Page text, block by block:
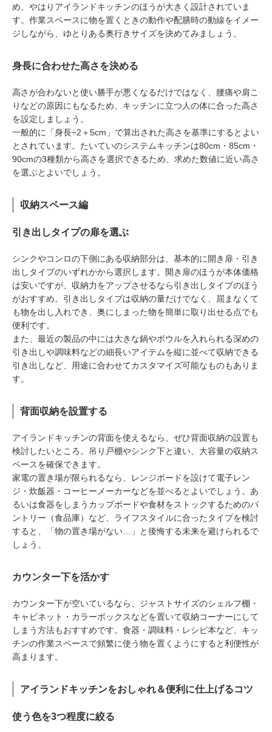
め、やはりアイランドキッチンのほうが大きく設計されていま
す。作業スペースに物を置くときの動作や配膳時の動線をイメー
ジしながら、ゆとりある奥行きサイズを決めてみましょう。
身長に合わせた高さを決める
高さが合わないと使い勝手が悪くなるだけではなく、腰痛や肩こ
りなどの原因にもなるため、キッチンに立つ人の体に合った高さ
を設定しましょう。
一般的に「身長÷2＋5cm」で算出された高さを基準にするとよい
とされています。たいていのシステムキッチンは80cm・85cm・
90cmの3種類から高さを選択できるため、求めた数値に近い高さ
を選ぶとよいでしょう。
収納スペース編
引き出しタイプの扉を選ぶ
シンクやコンロの下側にある収納部分は、基本的に開き扉・引き
出しタイプのいずれかから選択します。開き扉のほうが本体価格
は安いですが、収納力をアップさせるなら引き出しタイプのほう
がおすすめ。引き出しタイプは収納の量だけでなく、屈まなくて
も物を出し入れでき、奥にしまった物を簡単に取り出せる点でも
便利です。
また、最近の製品の中には大きな鍋やボウルを入れられる深めの
引き出しや調味料などの細長いアイテムを縦に並べて収納できる
引き出しなど、用途に合わせてカスタマイズ可能なものもありま
す。
背面収納を設置する
アイランドキッチンの背面を使えるなら、ぜひ背面収納の設置も
検討したいところ。吊り戸棚やシンク下と違い、大容量の収納ス
ペースを確保できます。
家電の置き場が限られるなら、レンジボードを設けて電子レン
ジ・炊飯器・コーヒーメーカーなどを並べるとよいでしょう。あ
るいは食器をしまうカップボードや食材をストックするためのパ
ントリー（食品庫）など、ライフスタイルに合ったタイプを検討
すると、「物の置き場がない…」と後悔する未来を避けられるで
しょう。
カウンター下を活かす
カウンター下が空いているなら、ジャストサイズのシェルフ棚・
キャビネット・カラーボックスなどを置いて収納コーナーにして
しまう方法もおすすめです。食器・調味料・レシピ本など、キッ
チンの作業スペースで頻繁に使う物を置くようにすると利便性が
高まります。
アイランドキッチンをおしゃれ＆便利に仕上げるコツ
使う色を3つ程度に絞る